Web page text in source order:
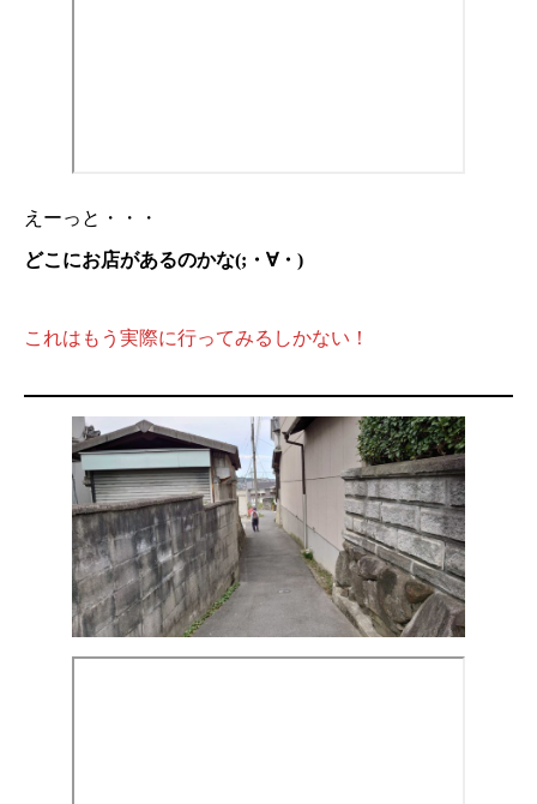
えーっと・・・
どこにお店があるのかな(;・∀・)
これはもう実際に行ってみるしかない！